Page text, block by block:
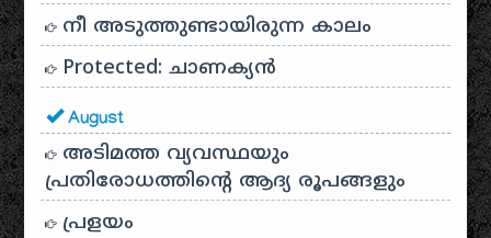
നീ അടുത്തുണ്ടായിരുന്ന കാലം
Protected: ചാണക്യന്‍
August
അടിമത്ത വ്യവസ്ഥയും
പ്രതിരോധത്തിന്റെ ആദ്യ രൂപങ്ങളും
പ്രളയം